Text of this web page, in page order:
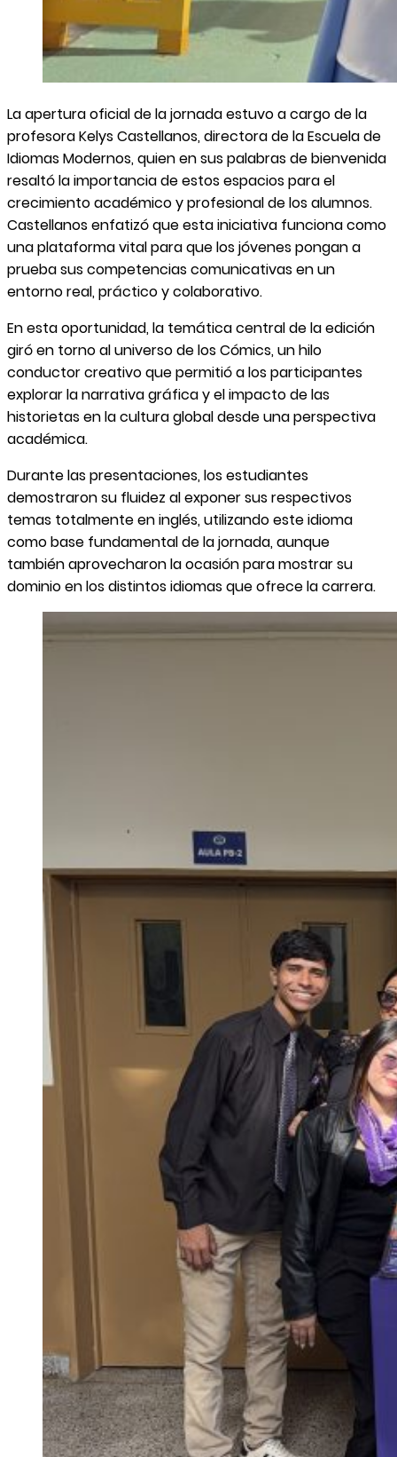
La apertura oficial de la jornada estuvo a cargo de la
profesora Kelys Castellanos, directora de la Escuela de
Idiomas Modernos, quien en sus palabras de bienvenida
resaltó la importancia de estos espacios para el
crecimiento académico y profesional de los alumnos.
Castellanos enfatizó que esta iniciativa funciona como
una plataforma vital para que los jóvenes pongan a
prueba sus competencias comunicativas en un
entorno real, práctico y colaborativo.
En esta oportunidad, la temática central de la edición
giró en torno al universo de los Cómics, un hilo
conductor creativo que permitió a los participantes
explorar la narrativa gráfica y el impacto de las
historietas en la cultura global desde una perspectiva
académica.
Durante las presentaciones, los estudiantes
demostraron su fluidez al exponer sus respectivos
temas totalmente en inglés, utilizando este idioma
como base fundamental de la jornada, aunque
también aprovecharon la ocasión para mostrar su
dominio en los distintos idiomas que ofrece la carrera.